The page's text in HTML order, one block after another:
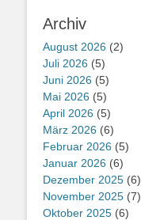
Archiv
August 2026 (2)
Juli 2026 (5)
Juni 2026 (5)
Mai 2026 (5)
April 2026 (5)
März 2026 (6)
Februar 2026 (5)
Januar 2026 (6)
Dezember 2025 (6)
November 2025 (7)
Oktober 2025 (6)